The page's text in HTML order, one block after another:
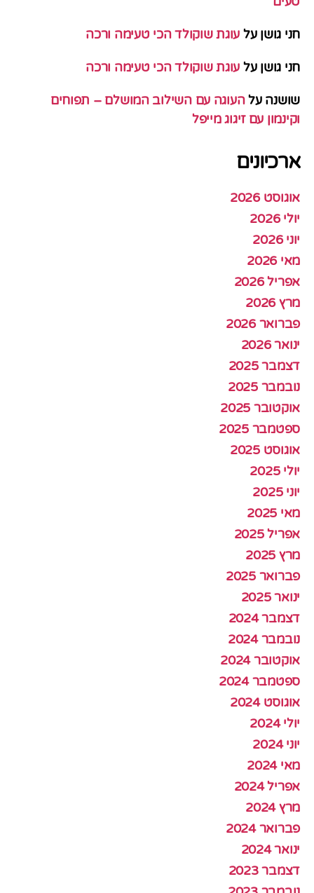
חני גושן על עוגת שוקולד הכי טעימה ורכה
חני גושן על עוגת שוקולד הכי טעימה ורכה
שושנה עלהעוגה עם השילוב המושלם – תפוחים
וקינמון עם זיגוג מייפל
ארכיונים
אוגוסט 2026
יולי 2026
יוני 2026
מאי 2026
אפריל 2026
מרץ 2026
פברואר 2026
ינואר 2026
דצמבר 2025
נובמבר 2025
אוקטובר 2025
ספטמבר 2025
אוגוסט 2025
יולי 2025
יוני 2025
מאי 2025
אפריל 2025
מרץ 2025
פברואר 2025
ינואר 2025
דצמבר 2024
נובמבר 2024
אוקטובר 2024
ספטמבר 2024
אוגוסט 2024
יולי 2024
יוני 2024
מאי 2024
אפריל 2024
מרץ 2024
פברואר 2024
ינואר 2024
דצמבר 2023